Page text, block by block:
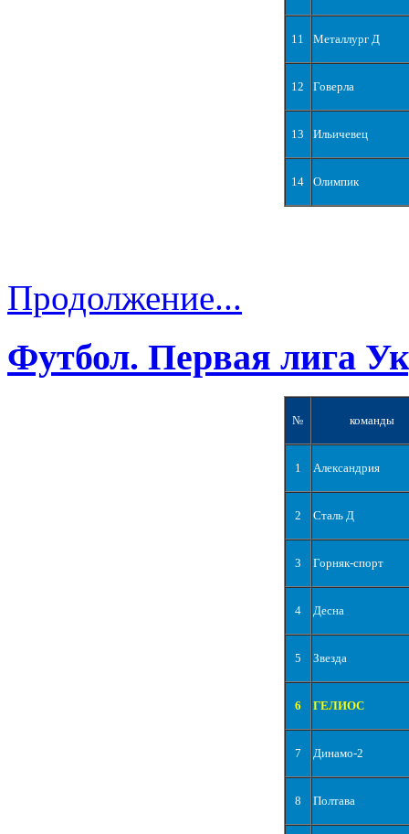
11 Металлург Д
12 Говерла
13 Ильичевец
14 Олимпик
Продолжение...
Футбол. Первая лига
№ команды
1 Александрия
2 Сталь Д
3 Горняк-спорт
4 Десна
5 Звезда
6 ГЕЛИОС
7 Динамо-2
8 Полтава